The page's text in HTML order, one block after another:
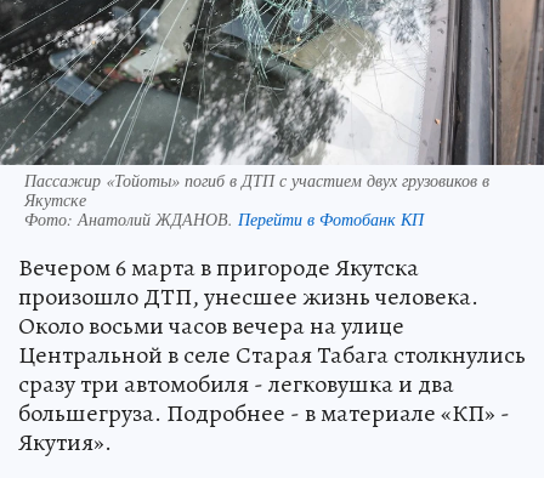
Пассажир «Тойоты» погиб в ДТП с участием двух грузовиков в
Якутске
Фото:Анатолий ЖДАНОВ. Перейти в Фотобанк КП
Вечером 6 марта в пригороде Якутска
произошло ДТП, унесшее жизнь человека.
Около восьми часов вечера на улице
Центральной в селе Старая Табага столкнулись
сразу три автомобиля - легковушка и два
большегруза. Подробнее - в материале «КП» -
Якутия».